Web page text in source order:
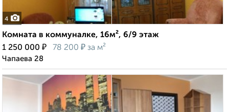
4
Комната в коммуналке, 16м², 6/9 этаж
1 250 000 ₽ 78 200 ₽ за м²
Чапаева 28